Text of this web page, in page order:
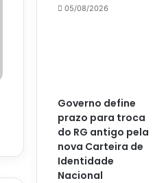
05/08/2026
Governo define
prazo para troca
do RG antigo pela
nova Carteira de
Identidade
Nacional